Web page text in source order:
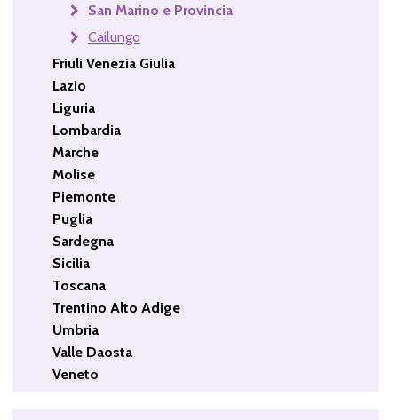
San Marino e Provincia
Cailungo
Friuli Venezia Giulia
Lazio
Liguria
Lombardia
Marche
Molise
Piemonte
Puglia
Sardegna
Sicilia
Toscana
Trentino Alto Adige
Umbria
Valle Daosta
Veneto